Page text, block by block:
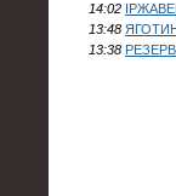
14:02
13:48
13:38